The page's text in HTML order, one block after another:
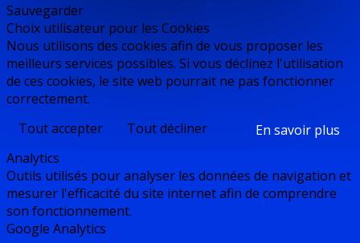
Sauvegarder
Choix utilisateur pour les Cookies
Nous utilisons des cookies afin de vous proposer les
meilleurs services possibles. Si vous déclinez l'utilisation
de ces cookies, le site web pourrait ne pas fonctionner
correctement.
Tout accepter
Tout décliner
En savoir plus
Analytics
Outils utilisés pour analyser les données de navigation et
mesurer l'efficacité du site internet afin de comprendre
son fonctionnement.
Google Analytics